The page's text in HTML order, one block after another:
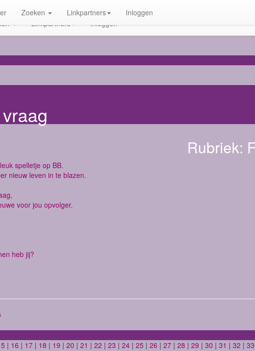
Linkpartners Inloggen
Zoeken Linkpartners Inloggen
Rubriek:
spelletje op BB.
nieuw leven in te blazen.
voor jou opvolger.
heb jij?
| 16 | 17 | 18 | 19 | 20 | 21 | 22 | 23 | 24 | 25 | 26 | 27 | 28 | 29 | 30 | 31 | 32 | 33